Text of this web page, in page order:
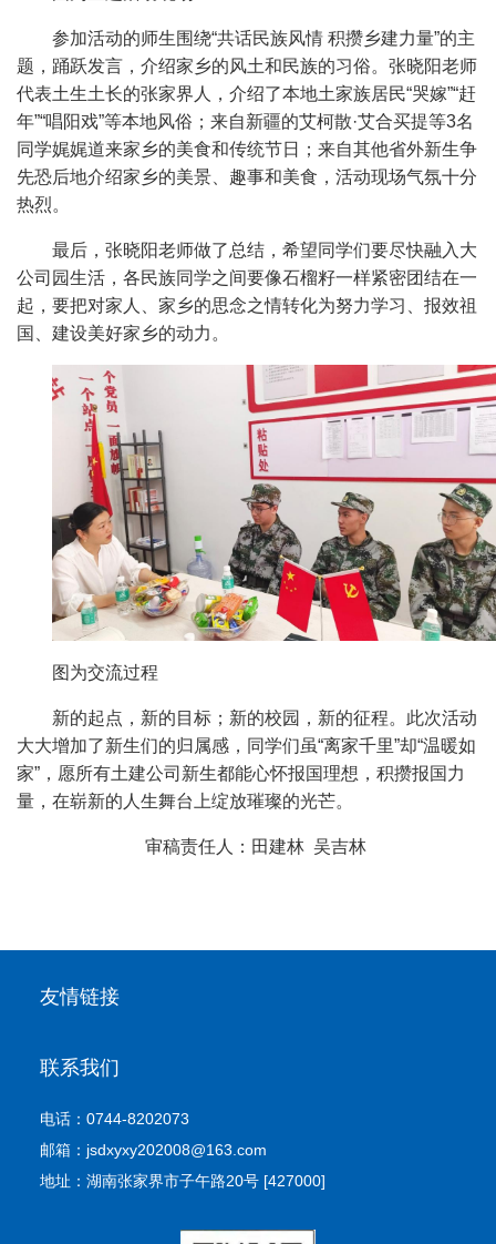
参加活动的师生围绕“共话民族风情 积攒乡建力量”的主
题，踊跃发言，介绍家乡的风土和民族的习俗。张晓阳老师
代表土生土长的张家界人，介绍了本地土家族居民“哭嫁”“赶
年”“唱阳戏”等本地风俗；来自新疆的艾柯散·艾合买提等3名
同学娓娓道来家乡的美食和传统节日；来自其他省外新生争
先恐后地介绍家乡的美景、趣事和美食，活动现场气氛十分
热烈。
最后，张晓阳老师做了总结，希望同学们要尽快融入大
公司园生活，各民族同学之间要像石榴籽一样紧密团结在一
起，要把对家人、家乡的思念之情转化为努力学习、报效祖
国、建设美好家乡的动力。
图为交流过程
新的起点，新的目标；新的校园，新的征程。此次活动
大大增加了新生们的归属感，同学们虽“离家千里”却“温暖如
家”，愿所有土建公司新生都能心怀报国理想，积攒报国力
量，在崭新的人生舞台上绽放璀璨的光芒。
审稿责任人：田建林 吴吉林
友情链接
联系我们
电话：0744-8202073
邮箱：jsdxyxy202008@163.com
地址：湖南张家界市子午路20号 [427000]